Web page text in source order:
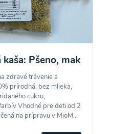
kaša: Pšeno, mak
zdravé trávenie a
prírodná, bez mlieka,
cukru,
Vhodné pre deti od 2
na prípravu v MioM...